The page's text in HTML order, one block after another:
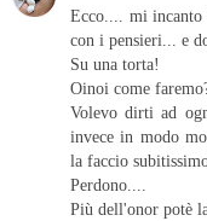
Ecco.... mi
con i pensieri... e
Su una torta!
Oinoi come
Volevo dirti ad
invece in modo
la faccio
Perdono....
Più dell'onor potè